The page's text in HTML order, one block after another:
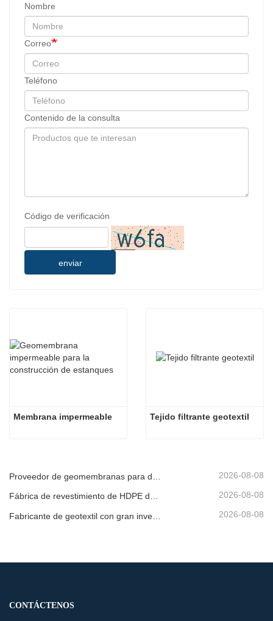
Nombre
Correo
Teléfono
Contenido de la consulta
Código de verificación
enviar
Membrana impermeable Tejido filtrante geotextil
2026-08-08
Fábrica de revestimiento de HDPE de producción rápida 2026-08-08
2026-08-08
CONTÁCTENOS